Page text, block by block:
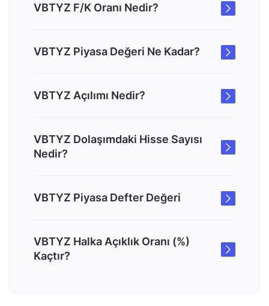
VBTYZ F/K Oranı Nedir?
VBTYZ Piyasa Değeri Ne Kadar?
VBTYZ Açılımı Nedir?
VBTYZ Dolaşımdaki Hisse Sayısı
Nedir?
VBTYZ Piyasa Defter Değeri
VBTYZ Halka Açıklık Oranı (%)
Kaçtır?